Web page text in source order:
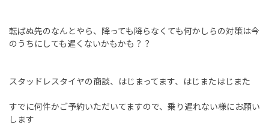
転ばぬ先のなんとやら、降っても降らなくても何かしらの対策は今
のうちにしても遅くないかもかも？？
スタッドレスタイヤの商談、はじまってます、はじまたはじまた
すでに何件かご予約いただいてますので、乗り遅れない様にお願い
します